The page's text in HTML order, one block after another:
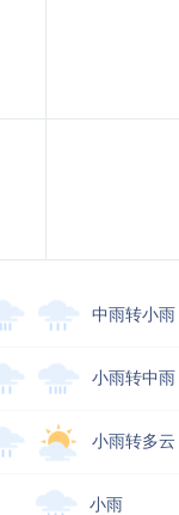
中雨转小雨
小雨转中雨
小雨转多云
小雨